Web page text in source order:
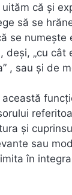
că și
să se
se
„cu
, sau și de
și
sau
în